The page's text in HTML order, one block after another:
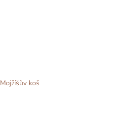
Mojžíšův koš